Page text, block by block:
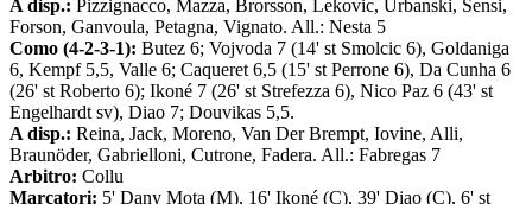
A disp.: Pizzignacco, Mazza, Brorsson, Lekovic, Urbanski, Sensi,
Forson, Ganvoula, Petagna, Vignato. All.: Nesta 5
Como (4-2-3-1): Butez 6; Vojvoda 7 (14' st Smolcic 6), Goldaniga
6, Kempf 5,5, Valle 6; Caqueret 6,5 (15' st Perrone 6), Da Cunha 6
(26' st Roberto 6); Ikoné 7 (26' st Strefezza 6), Nico Paz 6 (43' st
Engelhardt sv), Diao 7; Douvikas 5,5.
A disp.: Reina, Jack, Moreno, Van Der Brempt, Iovine, Alli,
Braunöder, Gabrielloni, Cutrone, Fadera. All.: Fabregas 7
Arbitro: Collu
Marcatori: 5' Dany Mota (M), 16' Ikoné (C), 39' Diao (C), 6' st